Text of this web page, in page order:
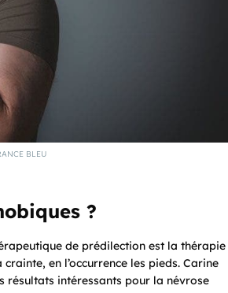
BLEU
?
de prédilection est la thérapie
en l’occurrence les pieds. Carine
résultats intéressants pour la névrose